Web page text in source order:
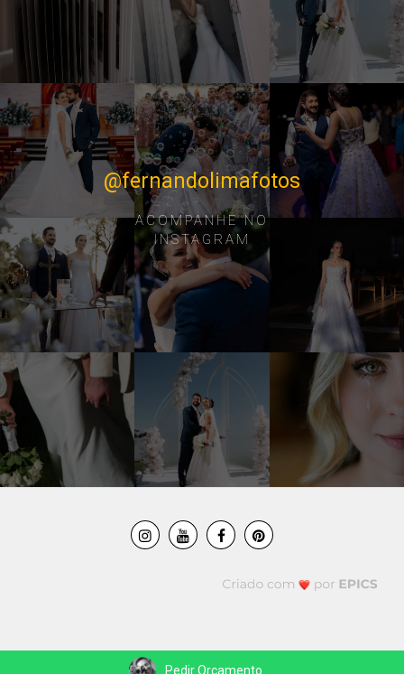
@fernandolimafotos
ACOMPANHE NO
INSTAGRAM
Pedir Orçamento